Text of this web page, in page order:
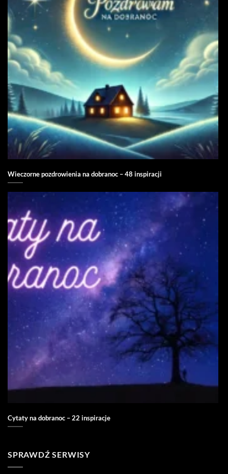
Wieczorne pozdrowienia na dobranoc – 48 inspiracji
Cytaty na dobranoc – 22 inspiracje
SPRAWDŹ SERWISY